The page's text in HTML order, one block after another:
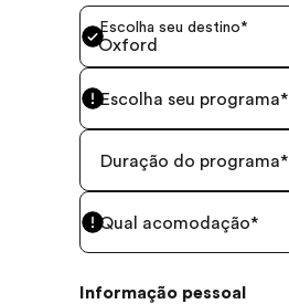
Escolha seu destino*
Oxford
Escolha seu programa*
Duração do programa*
Qual acomodação*
Informação pessoal